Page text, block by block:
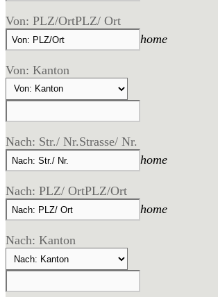
Von: PLZ/OrtPLZ/ Ort
home
Von: Kanton
Nach: Str./ Nr.Strasse/ Nr.
home
Nach: PLZ/ OrtPLZ/Ort
home
Nach: Kanton